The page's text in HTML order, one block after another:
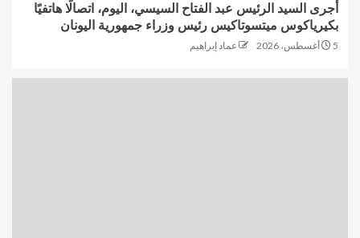
أجرى السيد الرئيس عبد الفتاح السيسي، اليوم، اتصالًا هاتفيًا
بكيرياكوس ميتسوتاكيس رئيس وزراء جمهورية اليونان
5 أغسطس، 2026 عماد إبراهيم